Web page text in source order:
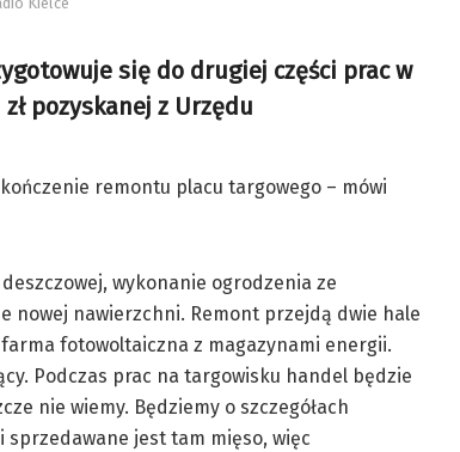
się do drugiej części prac w
pozyskanej z Urzędu
remontu placu targowego – mówi
wykonanie ogrodzenia ze
nowej nawierzchni. Remont przejdą dwie hale
fotowoltaiczna z magazynami energii.
Podczas prac na targowisku handel będzie
nie wiemy. Będziemy o szczegółach
sprzedawane jest tam mięso, więc